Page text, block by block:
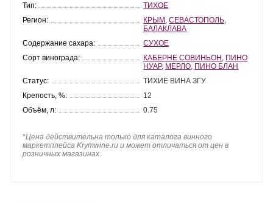
Тип:
ТИХОЕ
Регион:
КРЫМ ,СЕВАСТОПОЛЬ
БАЛАКЛАВА
Содержание сахара:
СУХОЕ
Сорт винограда:
КАБЕРНЕ СОВИНЬОН ПИНО
НУАР, МЕРЛО ПИНО БЛАН
Статус:
ТИХИЕ ВИНА ЗГУ
Крепость, %:
12
Объём, л:
0.75
*Цена действительна только для каталога винного
маркетплейса Krymwine.ru и может отличаться от цен в
розничных магазинах.